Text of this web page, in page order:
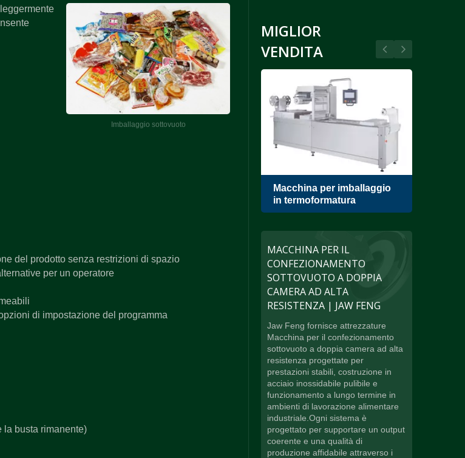
Imballaggio sottovuoto
del prodotto senza restrizioni di spazio
per un operatore
di impostazione del programma
la busta rimanente)
MIGLIOR
VENDITA
Macchina per imballaggio
in termoformatura
MACCHINA PER IL
CONFEZIONAMENTO
SOTTOVUOTO A DOPPIA
CAMERA AD ALTA
RESISTENZA | JAW FENG
Jaw Feng fornisce attrezzature
Macchina per il confezionamento
sottovuoto a doppia camera ad alta
resistenza progettate per
prestazioni stabili, costruzione in
acciaio inossidabile pulibile e
funzionamento a lungo termine in
ambienti di lavorazione alimentare
industriale.Ogni sistema è
progettato per supportare un output
coerente e una qualità di
produzione affidabile attraverso i